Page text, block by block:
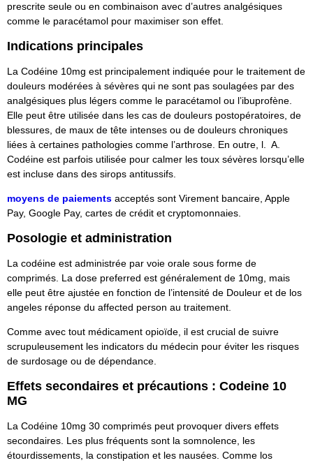
prescrite seule ou en combinaison avec d’autres analgésiques
comme le paracétamol pour maximiser son effet.
Indications principales
La Codéine 10mg est principalement indiquée pour le traitement de
douleurs modérées à sévères qui ne sont pas soulagées par des
analgésiques plus légers comme le paracétamol ou l’ibuprofène.
Elle peut être utilisée dans les cas de douleurs postopératoires, de
blessures, de maux de tête intenses ou de douleurs chroniques
liées à certaines pathologies comme l’arthrose. En outre, l. A.
Codéine est parfois utilisée pour calmer les toux sévères lorsqu’elle
est incluse dans des sirops antitussifs.
moyens de paiements acceptés sont Virement bancaire , Apple
Pay, Google Pay, cartes de crédit et cryptomonnaies.
Posologie et administration
La codéine est administrée par voie orale sous forme de
comprimés. La dose preferred est généralement de 10mg, mais
elle peut être ajustée en fonction de l’intensité de Douleur et de los
angeles réponse du affected person au traitement.
Comme avec tout médicament opioïde, il est crucial de suivre
scrupuleusement les indicators du médecin pour éviter les risques
de surdosage ou de dépendance.
Effets secondaires et précautions : Codeine 10
MG
La Codéine 10mg 30 comprimés peut provoquer divers effets
secondaires. Les plus fréquents sont la somnolence, les
étourdissements, la constipation et les nausées. Comme los